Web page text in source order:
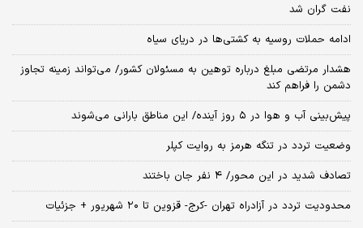
نفت گران شد
ادامه حملات روسیه به کشتی‌ها در دریای سیاه
هشدار مرتضی مبلغ درباره توهین به مسئولان کشور/ می‌تواند زمینه تجاوز
دشمن را فراهم کند
پیش‌بینی آب و هوا در ۵ روز آینده/ این مناطق بارانی می‌شوند
وضعیت تردد در تنگه هرمز به روایت کپلر
تصادف شدید در این محور/ ۴ نفر جان باختند
محدودیت تردد در آزادراه تهران -کرج- قزوین تا ۲۰ شهریور + جزئیات